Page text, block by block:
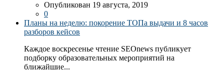
Опубликован 19 августа, 2019
0
Планы на неделю: покорение ТОПа выдачи и 8 часов
разборов кейсов
Каждое воскресенье чтение SEOnews публикует
подборку образовательных мероприятий на
ближайшие...